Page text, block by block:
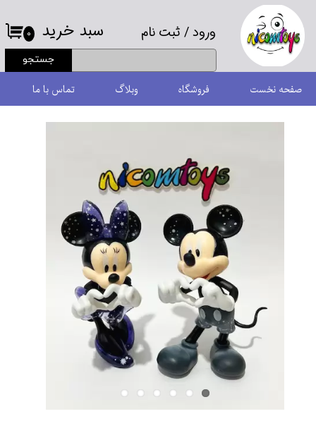
ورود/ ثبت نام
حساب کاربری من
تغییر گذر واژه
سفارشات
جستجو
۰ سبد خرید
صفحه نخست فروشگاه وبلاگ تماس با ما